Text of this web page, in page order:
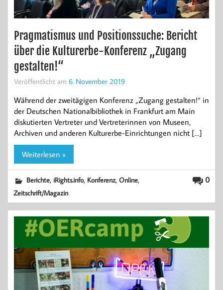
Pragmatismus und Positionssuche: Bericht
über die Kulturerbe-Konferenz „Zugang
gestalten!“
Veröffentlicht am 6. November 2019
Während der zweitägigen Konferenz „Zugang gestalten!“ in
der Deutschen Nationalbibliothek in Frankfurt am Main
diskutierten Vertreter und Vertreterinnen von Museen,
Archiven und anderen Kulturerbe-Einrichtungen nicht […]
Weiterlesen »
0
Berichte, iRights.info, Konferenz,Online,
Zeitschrift/Magazin